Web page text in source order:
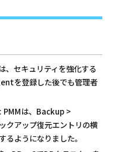
セキュリティを強化する
を登録した後でも管理者
PMMは、Backup >
アップ復元エントリの横
ようになりました。